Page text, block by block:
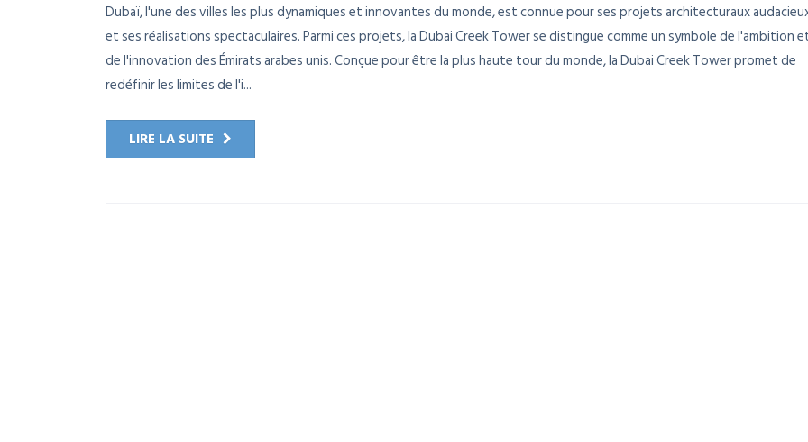
Dubaï, l'une des villes les plus dynamiques et innovantes du monde, est connue pour ses projets architecturaux
et ses réalisations spectaculaires. Parmi ces projets, la Dubai Creek Tower se distingue comme un symbole de l'ambition
de l'innovation des Émirats arabes unis. Conçue pour être la plus haute tour du monde, la Dubai Creek Tower promet de
redéfinir les limites de l'i...
LIRE LA SUITE